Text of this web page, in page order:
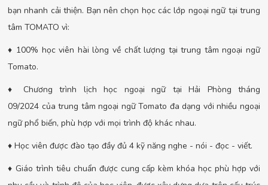
bạn nhanh cải thiện. Bạn nên chọn học các lớp ngoại ngữ tại trung
tâm TOMATO vì:
♦ 100% học viên hài lòng về chất lượng tại trung tâm ngoại ngữ
Tomato.
♦ Chương trình lịch học ngoại ngữ tại Hải Phòng tháng
09/2024 của trung tâm ngoại ngữ Tomato đa dạng với nhiều ngoại
ngữ phổ biến, phù hợp với mọi trình độ khác nhau.
♦ Học viên được đào tạo đầy đủ 4 kỹ năng nghe - nói - đọc - viết.
♦ Giáo trình tiêu chuẩn được cung cấp kèm khóa học phù hợp với